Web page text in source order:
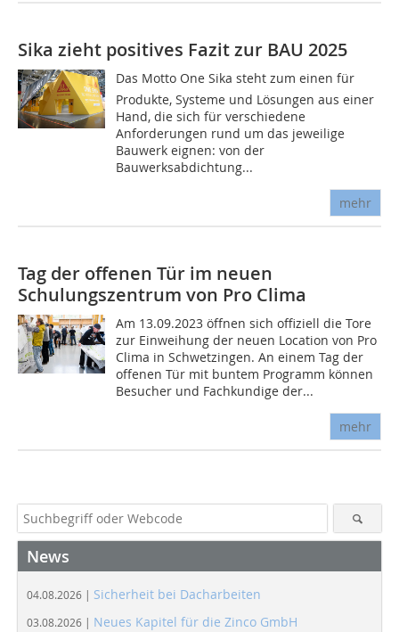
Sika zieht positives Fazit zur BAU 2025
Das Motto One Sika steht zum einen für
Produkte, Systeme und Lösungen aus einer
Hand, die sich für verschiedene
Anforderungen rund um das jeweilige
Bauwerk eignen: von der
Bauwerksabdichtung...
mehr
Tag der offenen Tür im neuen
Schulungszentrum von Pro Clima
Am 13.09.2023 öffnen sich offiziell die Tore
zur Einweihung der neuen Location von Pro
Clima in Schwetzingen. An einem Tag der
offenen Tür mit buntem Programm können
Besucher und Fachkundige der...
mehr
News
04.08.2026 | Sicherheit bei Dacharbeiten
03.08.2026 | Neues Kapitel für die Zinco GmbH